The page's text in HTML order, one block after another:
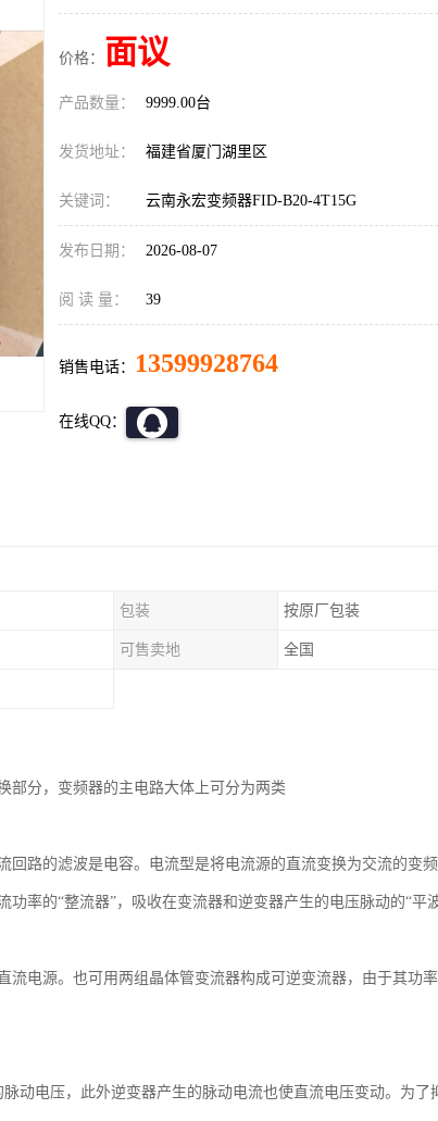
价格： 面议
产品数量： 9999.00台
发货地址： 福建省厦门湖里区
关键词： 云南永宏变频器FID-B20-4T15G
发布日期： 2026-08-07
阅 读 量： 39
销售电话： 13599928764
在线QQ：
包装 按原厂包装
可售卖地 全国
部分，变频器的主电路大体上可分为两类
回路的滤波是电容。电流型是将电流源的直流变换为交流的变
率的“整流器”，吸收在变流器和逆变器产生的电压脉动的“平
流电源。也可用两组晶体管变流器构成可逆变流器，由于其功
动电压，此外逆变器产生的脉动电流也使直流电压变动。为了